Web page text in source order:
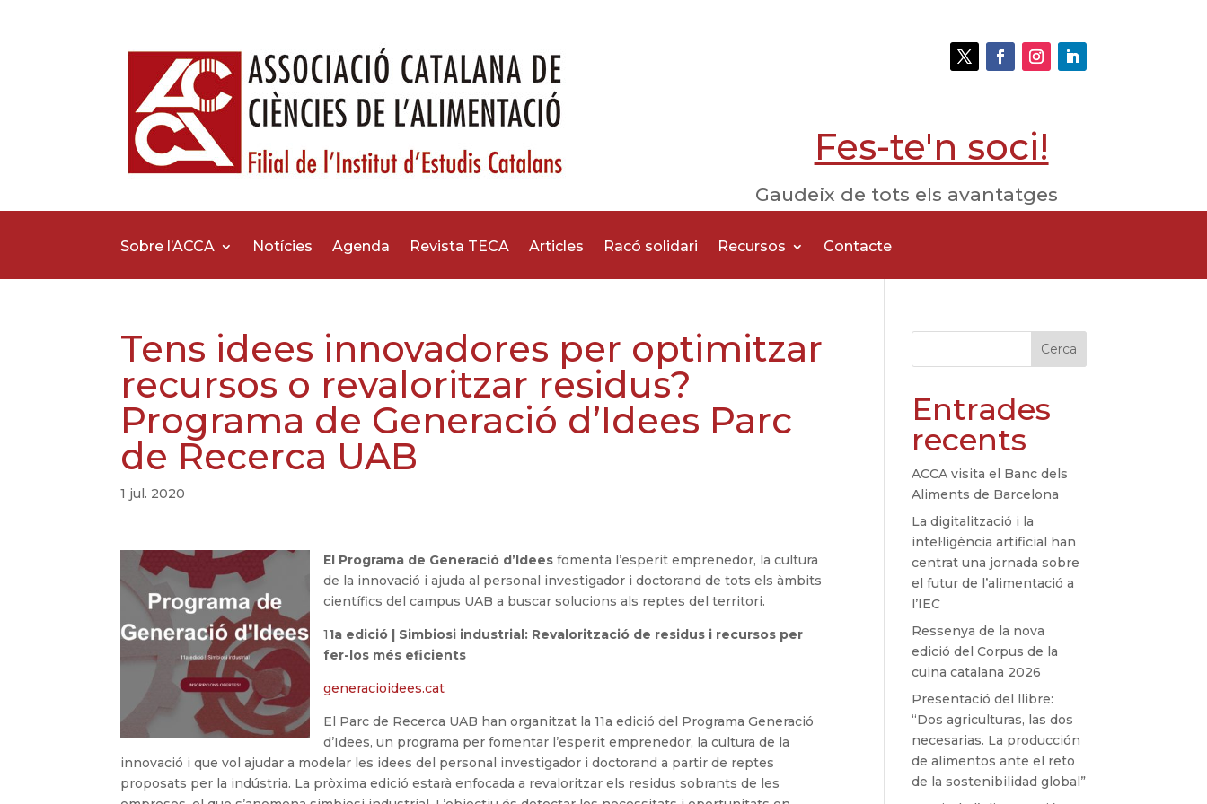
Fes-te'n soci!
Gaudeix de tots els avantatges
Sobre l’ACCA Notícies Agenda Revista TECA Articles Racó solidari Recursos Contacte
Tens idees innovadores per optimitzar
recursos o revaloritzar residus?
Programa de Generació d’Idees Parc
de Recerca UAB
1 jul. 2020
El Programa de Generació d’Idees fomenta l’esperit emprenedor, la cultura
de la innovació i ajuda al personal investigador i doctorand de tots els àmbits
científics del campus UAB a buscar solucions als reptes del territori.
11a edició | Simbiosi industrial: Revalorització de residus i recursos per
fer-los més eficients
generacioidees.cat
El Parc de Recerca UAB han organitzat la 11a edició del Programa Generació
d’Idees, un programa per fomentar l’esperit emprenedor, la cultura de la
innovació i que vol ajudar a modelar les idees del personal investigador i doctorand a partir de reptes
proposats per la indústria. La pròxima edició estarà enfocada a revaloritzar els residus sobrants de les
Cerca
Entrades
recents
ACCA visita el Banc dels
Aliments de Barcelona
La digitalització i la
intel·ligència artificial han
centrat una jornada sobre
el futur de l’alimentació a
l’IEC
Ressenya de la nova
edició del Corpus de la
cuina catalana 2026
Presentació del llibre:
“Dos agriculturas, las dos
necesarias. La producción
de alimentos ante el reto
de la sostenibilidad global”